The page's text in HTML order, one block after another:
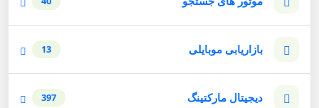
بازاریابی موبایلی 13
دیجیتال مارکتینگ 397